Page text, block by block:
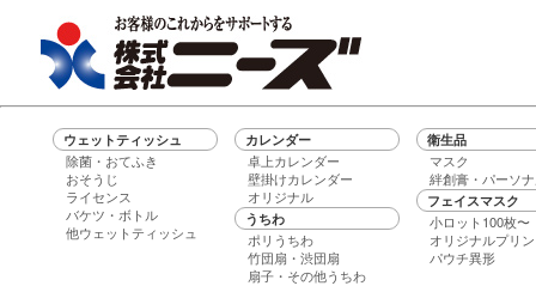
ウェットティッシュ
除菌・おてふき
おそうじ
ライセンス
バケツ・ボトル
他ウェットティッシュ
カレンダー
卓上カレンダー
壁掛けカレンダー
オリジナル
うちわ
ポリうちわ
竹団扇・渋団扇
扇子・その他うちわ
衛生品
マスク
絆創膏・パーソ
フェイスマスク
小ロット100枚〜
オリジナルプリ
パウチ異形